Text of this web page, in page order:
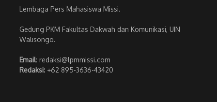
Lembaga Pers Mahasiswa Missi.
Walisongo.